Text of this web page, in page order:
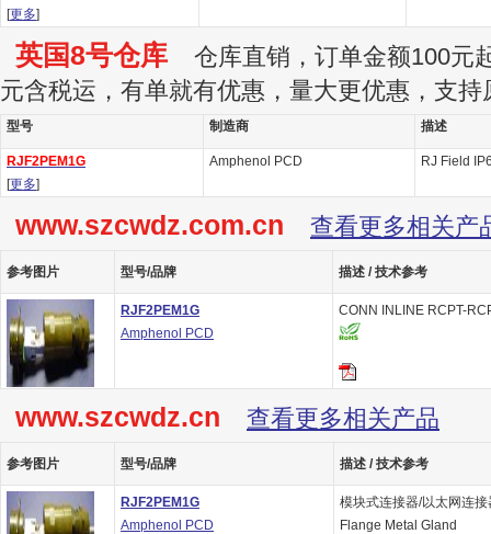
[更多]
英国8号仓库 仓库直销，订单金额100元
元含税运，有单就有优惠，量大更优惠，支持
型号 制造商 描述
RJF2PEM1G
[更多]
Amphenol PCD RJ Field
www.szcwdz.com.cn 查看更多相关产
参考图片 型号/品牌 描述 / 技术参考
RJF2PEM1G
Amphenol PCD
CONN INLINE RCPT-
www.szcwdz.cn 查看更多相关产品
参考图片 型号/品牌 描述 / 技术参考
RJF2PEM1G
Amphenol PCD
模块式连接器/以太网连
Flange Metal Gland